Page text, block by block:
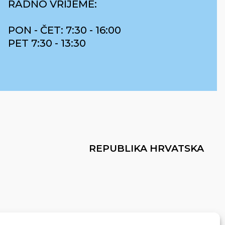
RADNO VRIJEME:
PON - ČET: 7:30 - 16:00
PET 7:30 - 13:30
REPUBLIKA HRVATSKA